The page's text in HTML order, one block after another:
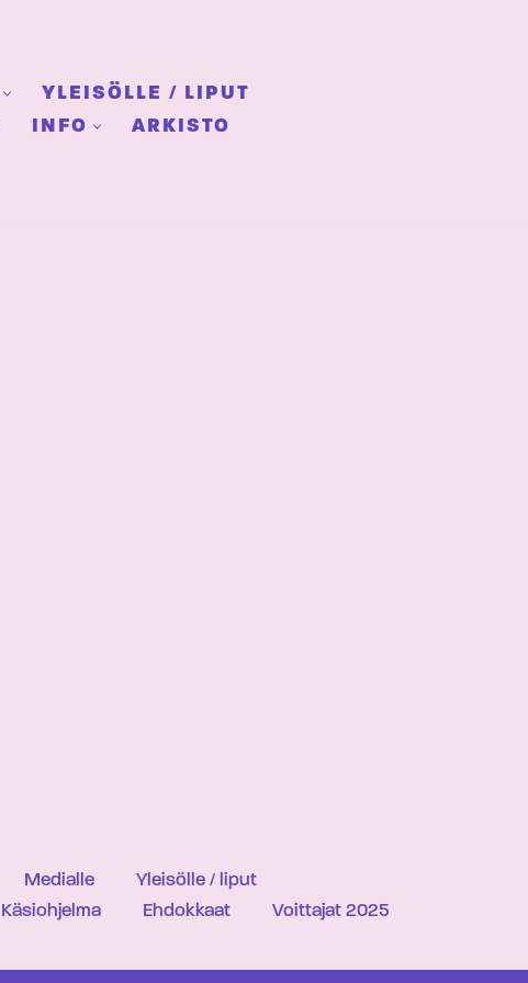
YLEISÖLLE / LIPUT
INFO ARKISTO
Medialle
Yleisölle / liput
Käsiohjelma Ehdokkaat
Voittajat 2025